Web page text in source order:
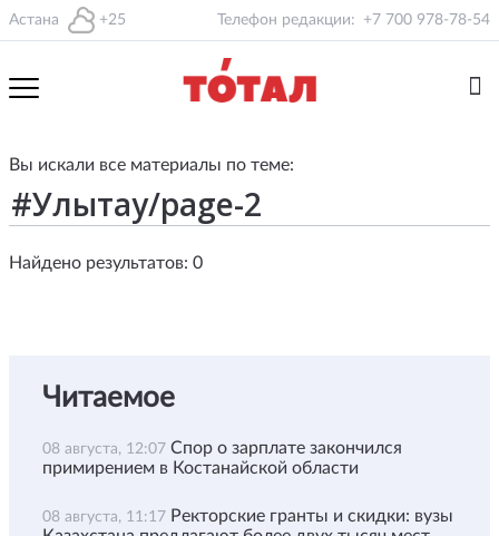
Астана +25 Телефон редакции: +7 700 978-78-54
Вы искали все материалы по теме:
Найдено результатов: 0
Читаемое
08 августа, 12:07 Спор о зарплате закончился
примирением в Костанайской области
08 августа, 11:17 Ректорские гранты и скидки: вузы